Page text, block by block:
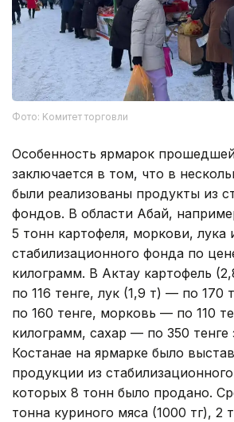
Фото: Kомитет торговли
Особенность ярмарок
заключается в том, что в
были реализованы продукты из
фондов. В области Абай,
5 тонн картофеля, моркови, лука
стабилизационного фонда по
килограмм. В Актау картофель
по 116 тенге, лук (1,9 т) — по 170
по 160 тенге, морковь — по 110
килограмм, сахар — по 350 тенге
Костанае на ярмарке было
продукции из
которых 8 тонн было продано.
тонна куриного мяса (1000 тг), 2